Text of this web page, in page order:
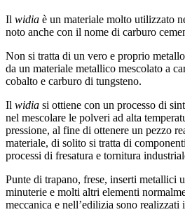
Il widia è un materiale molto utilizzato
noto anche con il nome di carburo
Non si tratta di un vero e proprio
da un materiale metallico mescolato a
cobalto e carburo di tungsteno.
Il widia si ottiene con un processo di
nel mescolare le polveri ad alta
pressione, al fine di ottenere un pezzo
materiale, di solito si tratta di
processi di fresatura e tornitura
Punte di trapano, frese, inserti metallici
minuterie e molti altri elementi
meccanica e nell’edilizia sono realizzati